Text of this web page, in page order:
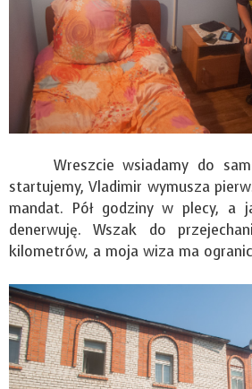
Wreszcie wsiadamy do
startujemy, Vladimir wymusza
mandat. Pół godziny w plecy, a
denerwuję. Wszak do
kilometrów, a moja wiza ma